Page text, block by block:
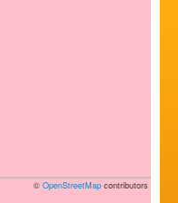
© OpenStreetMap contributors